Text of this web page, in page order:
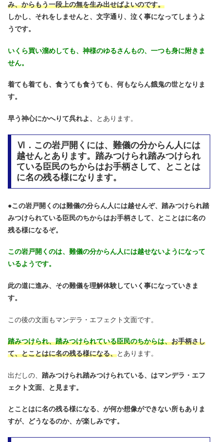
み、からもう一段上の無を生み出せばよいのです。
しかし、それをしませんと、文字通り、泣く事になってしまうよ
うです。
いくら買い溜めしても、神様のゆるさんもの、一つも身に附きま
せん。
着ても着ても、食うても食うても、何もならん餓鬼の世となりま
す。
早う神心にかへりて呉れよ、 とあります。
Ⅵ．この岩戸開くには、難儀の分からん人には
越せんとあります。踏みつけられ踏みつけられ
ている臣民のちからはお手柄さして、とことは
に名の残る様になります。
●この岩戸開くのは難儀の分らん人には越せんぞ、踏みつけられ踏
みつけられている臣民のちからはお手柄さして、とことはに名の
残る様になるぞ。
この岩戸開くのは、難儀の分からん人には越せないようになって
いるようです。
此の道に進み、その難儀を理解体験していく事になっていきま
す。
この後の文面もマンデラ・エフェクト文面です。
踏みつけられ、踏みつけられている臣民のちからは、お手柄さし
て、とことはに名の残る様になる、とあります。
出だしの、 踏みつけられ踏みつけられている、はマンデラ・エフ
ェクト文面、と見ます。
とことはに名の残る様になる、が何か想像ができない所もありま
すが、どうなるのか、が楽しみです。